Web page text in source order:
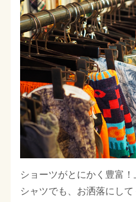
ショーツがとにかく豊富
シャツでも、お洒落にし